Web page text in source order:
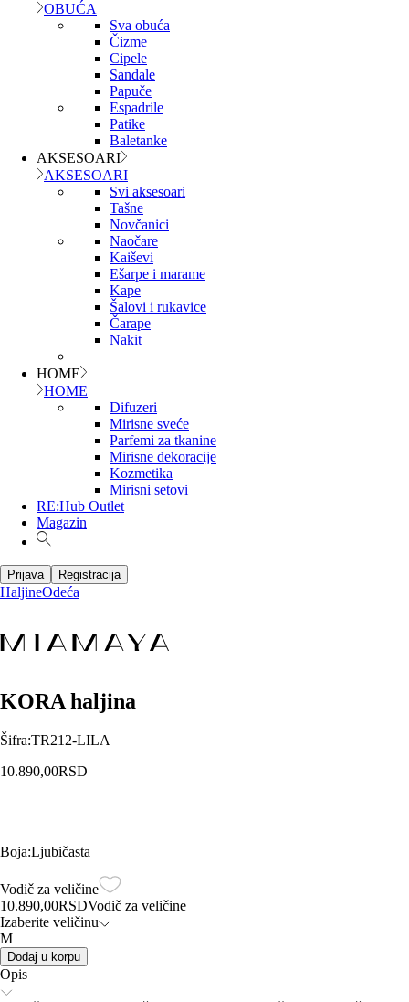
OBUĆA
Sva obuća
Čizme
Cipele
Sandale
Papuče
Espadrile
Patike
Baletanke
AKSESOARI
AKSESOARI
Svi aksesoari
Tašne
Novčanici
Naočare
Kaiševi
Ešarpe i marame
Kape
Šalovi i rukavice
Čarape
Nakit
HOME
HOME
Difuzeri
Mirisne sveće
Parfemi za tkanine
Mirisne dekoracije
Kozmetika
Mirisni setovi
RE:Hub Outlet
Magazin
Prijava Registracija
HaljineOdeća
KORA haljina
Šifra:TR212-LILA
10.890,00RSD
Boja:Ljubičasta
Vodič za veličine
10.890,00RSDVodič za veličine
Izaberite veličinu
M
Dodaj u korpu
Opis